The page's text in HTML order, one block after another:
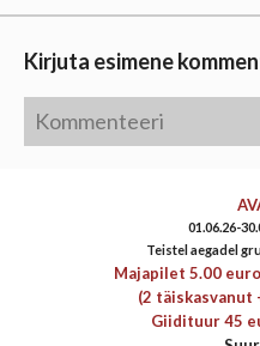
Kirjuta esimene
01.06.26-
Teistel aegadel
Majapilet 5.00
(2 täiskasvanut
Giidituur 45